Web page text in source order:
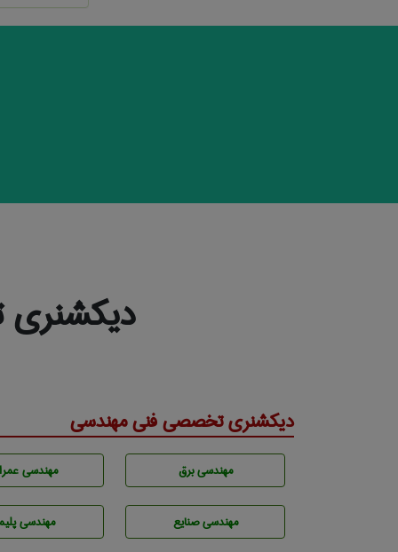
دیکشنری
دیکشنری تخصصی فنی مهندسی
مهندسی برق مهندسی
مهندسی صنايع مهندسی